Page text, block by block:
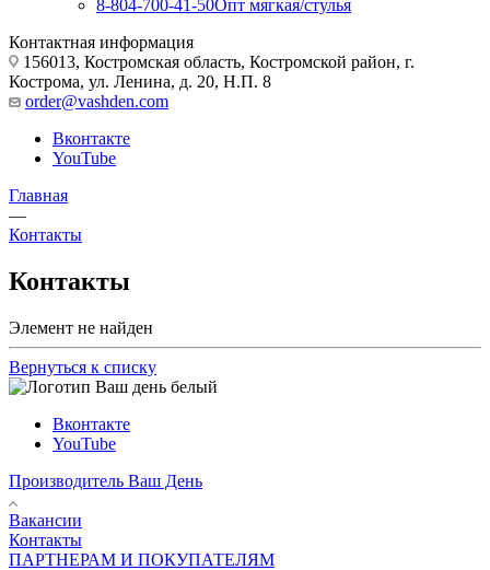
8-804-700-41-50Опт мягкая/стулья
Контактная информация
156013, Костромская область, Костромской район, г.
Кострома, ул. Ленина, д. 20, Н.П. 8
order@vashden.com
Вконтакте
YouTube
Главная
—
Контакты
Контакты
Элемент не найден
Вернуться к списку
Вконтакте
YouTube
Производитель Ваш День
Вакансии
Контакты
ПАРТНЕРАМ И ПОКУПАТЕЛЯМ